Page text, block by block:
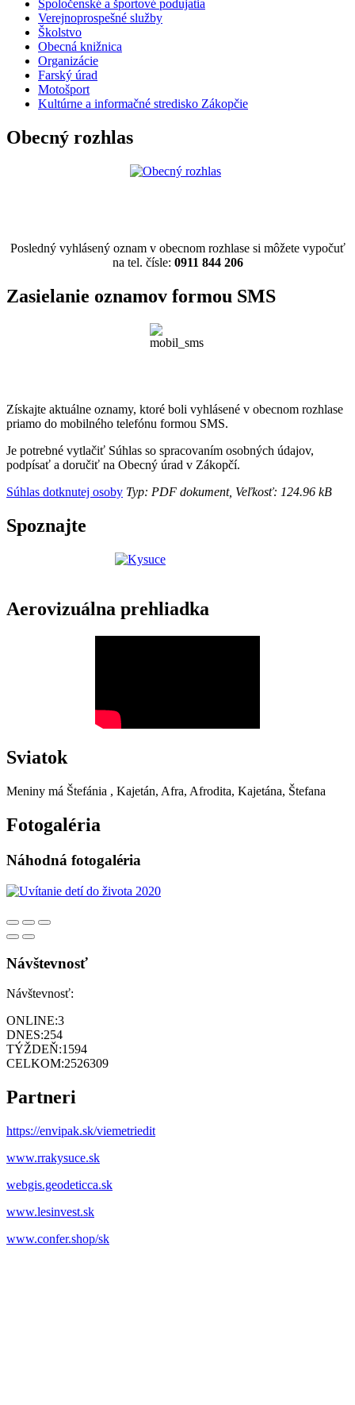
Spoločenské a športové podujatia
Verejnoprospešné služby
Školstvo
Obecná knižnica
Organizácie
Farský úrad
Motošport
Kultúrne a informačné stredisko Zákopčie
Obecný rozhlas
Posledný vyhlásený oznam v obecnom rozhlase si môžete vypočuť
na tel. čísle: 0911 844 206
Zasielanie oznamov formou SMS
Získajte aktuálne oznamy, ktoré boli vyhlásené v obecnom rozhlase
priamo do mobilného telefónu formou SMS.
Je potrebné vytlačiť Súhlas so spracovaním osobných údajov,
podpísať a doručiť na Obecný úrad v Zákopčí.
Súhlas dotknutej osoby Typ: PDF dokument, Veľkosť: 124.96 kB
Spoznajte
Aerovizuálna prehliadka
Sviatok
Meniny má Štefánia , Kajetán, Afra, Afrodita, Kajetána, Štefana
Fotogaléria
Náhodná fotogaléria
Návštevnosť
Návštevnosť:
ONLINE:3
DNES:254
TÝŽDEŇ:1594
CELKOM:2526309
Partneri
https://envipak.sk/viemetriedit
www.rrakysuce.sk
webgis.geodeticca.sk
www.lesinvest.sk
www.confer.shop/sk